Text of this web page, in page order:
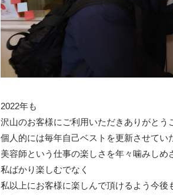
2022年も
沢山のお客様にご利用いただきありがとう
個人的には毎年自己ベストを更新させてい
美容師という仕事の楽しさを年々噛みしめ
私ばかり楽しむでなく
私以上にお客様に楽しんで頂けるよう今後